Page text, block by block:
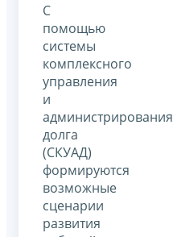
С
помощью
системы
комплексного
управления
и
администрирования
долга
(СКУАД)
формируются
возможные
сценарии
развития